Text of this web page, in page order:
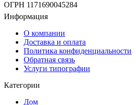
ОГРН 1171690045284
Информация
О компании
Доставка и оплата
Политика конфиденциальности
Обратная связь
Услуги типографии
Категории
Дом